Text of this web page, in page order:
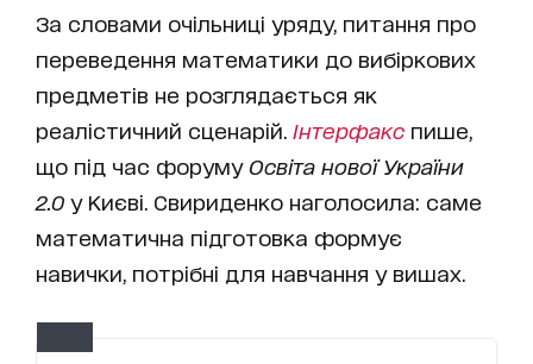
За словами очільниці уряду, питання про
переведення математики до вибіркових
предметів не розглядається як
реалістичний сценарій. Інтерфакс пише,
що під час форуму Освіта нової України
2.0 у Києві. Свириденко наголосила: саме
математична підготовка формує
навички, потрібні для навчання у вишах.